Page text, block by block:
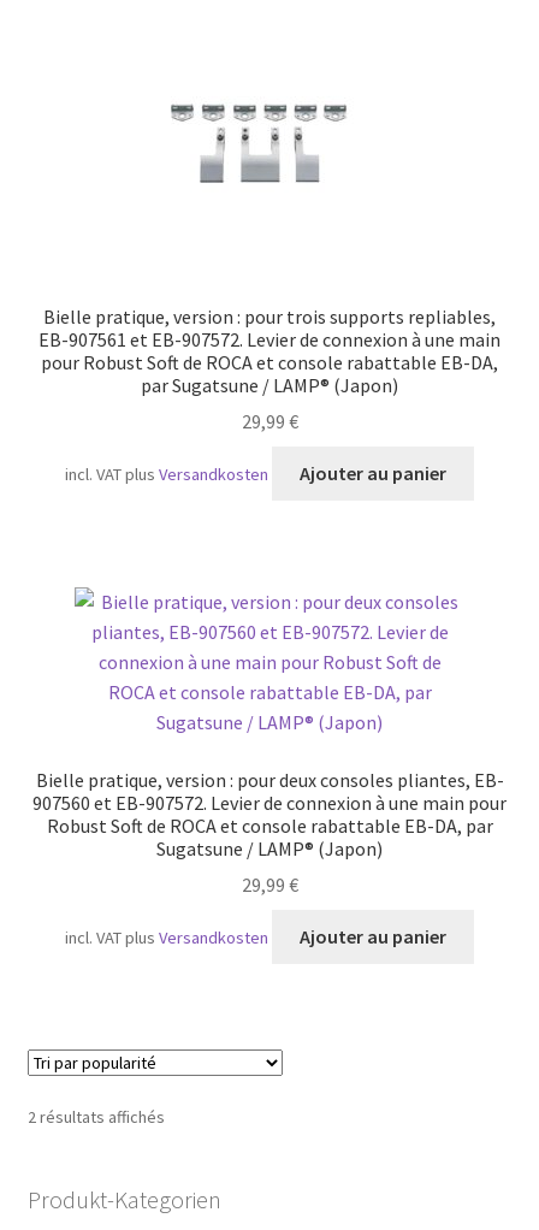
Bielle pratique, version : pour trois supports repliables,
EB-907561 et EB-907572. Levier de connexion à une main
pour Robust Soft de ROCA et console rabattable EB-DA,
par Sugatsune / LAMP® (Japon)
29,99 €
incl. VATplusVersandkosten Ajouter au panier
Bielle pratique, version : pour deux consoles pliantes, EB-
907560 et EB-907572. Levier de connexion à une main pour
Robust Soft de ROCA et console rabattable EB-DA, par
Sugatsune / LAMP® (Japon)
29,99 €
incl. VATplusVersandkosten Ajouter au panier
2 résultats affichésTrié
Produkt-Kategorien